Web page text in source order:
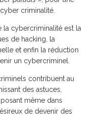
criminalité.
la cybercriminalité est la
de hacking, la
et enfin la réduction
un cybercriminel.
contribuent au
des astuces,
même dans
de devenir des